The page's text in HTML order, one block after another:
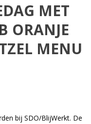
MET
ORANJE
MENU
bij SDO/BlijWerkt. De